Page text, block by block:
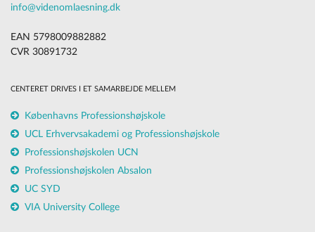
info@videnomlaesning.dk
EAN 5798009882882
CVR 30891732
CENTERET DRIVES I ET SAMARBEJDE MELLEM
Københavns Professionshøjskole
UCL Erhvervsakademi og Professionshøjskole
Professionshøjskolen UCN
Professionshøjskolen Absalon
UC SYD
VIA University College